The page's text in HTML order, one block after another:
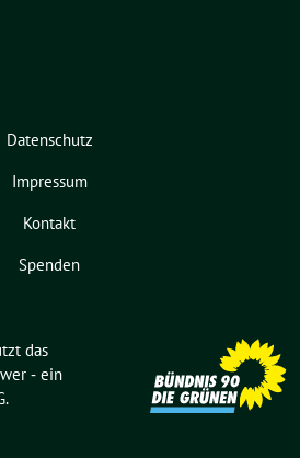
Datenschutz
Impressum
Kontakt
Spenden
das
‐ ein
.